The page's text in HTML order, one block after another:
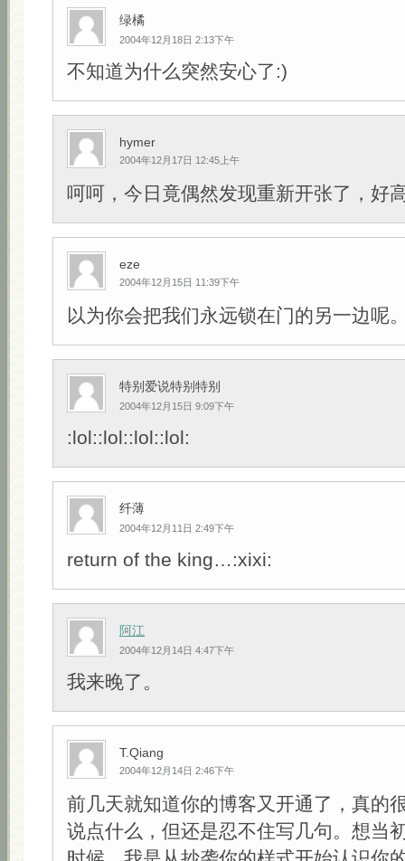
绿橘
2004年12月18日 2:13下午
不知道为什么突然安心了:)
hymer
2004年12月17日 12:45上午
呵呵，今日竟偶然发现重新开张了，好
eze
2004年12月15日 11:39下午
以为你会把我们永远锁在门的另一边呢
特别爱说特别特别
2004年12月15日 9:09下午
:lol::lol::lol::lol:
纤薄
2004年12月11日 2:49下午
return of the king…:xixi:
阿江
2004年12月14日 4:47下午
我来晚了。
T.Qiang
2004年12月14日 2:46下午
前几天就知道你的博客又开通了，真的
说点什么，但还是忍不住写几句。想当